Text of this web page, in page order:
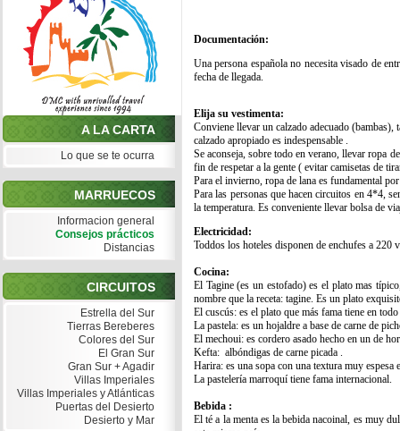
A LA CARTA
Lo que se te ocurra
MARRUECOS
Informacion general
Consejos prácticos
Distancias
CIRCUITOS
Estrella del Sur
Tierras Bereberes
Colores del Sur
El Gran Sur
Gran Sur + Agadir
Villas Imperiales
Villas Imperiales y Atlánticas
Puertas del Desierto
Desierto y Mar
Documentación:
Una persona española no necesita visado de
fecha de llegada.
Elija su vestimenta:
Conviene llevar un calzado adecuado
calzado apropiado es indespensable .
Se aconseja, sobre todo en verano, llevar ropa
fin de respetar a la gente ( evitar camisetas de
Para el invierno, ropa de lana es fundamental
Para las personas que hacen circuitos en 4*4,
la temperatura. Es conveniente llevar bolsa de
Electricidad:
Toddos los hoteles disponen de enchufes a 220
Cocina:
El Tagine (es un estofado) es el plato mas
nombre que la receta: tagine. Es un
El cuscús: es el plato que más fama tiene en
La pastela: es un hojaldre a base de carne de
El mechoui: es cordero asado hecho en un de
Kefta: albóndigas de carne picada .
Harira: es una sopa con una textura muy espesa
La pastelería marroquí tiene fama internacional.
Bebida :
El té a la menta es la bebida nacoinal, es muy